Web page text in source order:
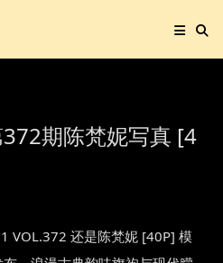
期陈梵妮写真 [4
VOL.372 还是陈梵妮 [40P] 模